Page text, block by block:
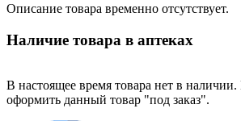
Описание товара временно отсутствует.
Наличие товара в аптеках
В настоящее время товара нет в
оформить данный товар "под заказ".